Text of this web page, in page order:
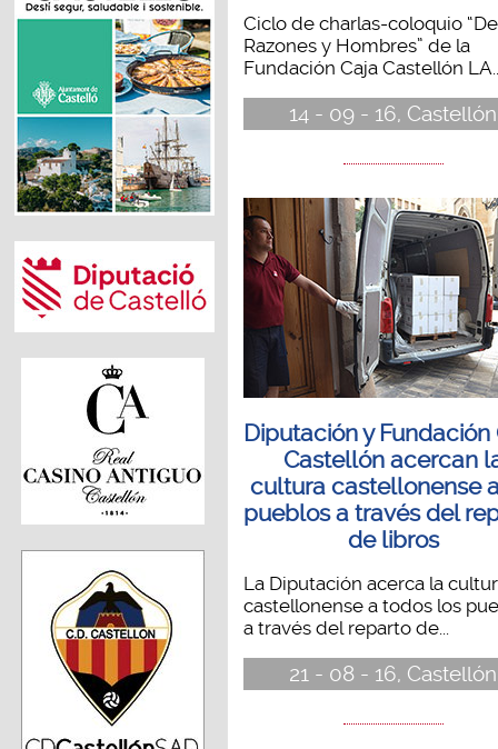
Ciclo de charlas-coloquio “De
Razones y Hombres” de la
Fundación Caja Castellón
14 - 09 - 16, Castellón
Diputación y Fundación
Castellón acercan
cultura castellonense
pueblos a través del
de libros
La Diputación acerca la
castellonense a todos los
a través del reparto de...
21 - 08 - 16, Castellón